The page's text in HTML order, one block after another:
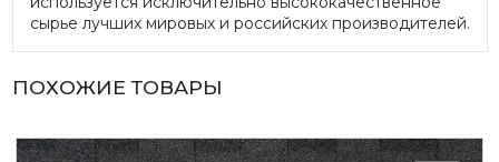
сырье лучших мировых и российских производителей.
ПОХОЖИЕ ТОВАРЫ